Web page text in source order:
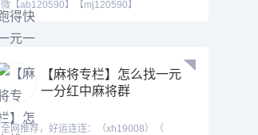
微【ab120590】【mj120590】
【tj525555】红中换三张缺
【麻将专栏】怎么找一元
一分红中麻将群
全网推荐，好运连连：（xh19008）（